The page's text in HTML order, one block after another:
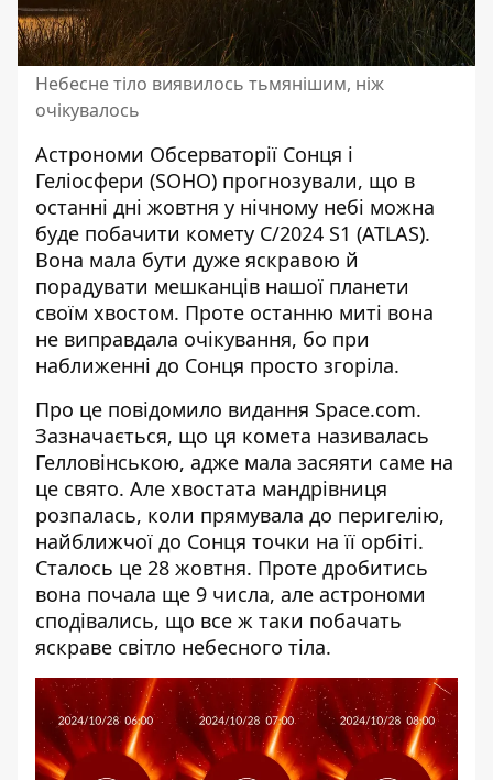
Небесне тіло виявилось тьмянішим, ніж
очікувалось
Астрономи Обсерваторії Сонця і
Геліосфери (SOHO) прогнозували, що в
останні дні жовтня у нічному небі можна
буде побачити комету C/2024 S1 (ATLAS).
Вона мала бути дуже яскравою й
порадувати мешканців нашої планети
своїм хвостом. Проте останню миті вона
не виправдала очікування, бо при
наближенні до Сонця просто згоріла.
Про це повідомило видання Space.com.
Зазначається, що ця комета називалась
Гелловінською, адже мала засяяти саме на
це свято. Але хвостата мандрівниця
розпалась, коли прямувала до перигелію,
найближчої до Сонця точки на її орбіті.
Сталось це 28 жовтня. Проте дробитись
вона почала ще 9 числа, але астрономи
сподівались, що все ж таки побачать
яскраве світло небесного тіла.